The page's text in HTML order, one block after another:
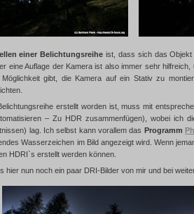
einer Belichtungsreihe ist, dass sich das Objekt
eine Auflage der Kamera ist also immer sehr
gibt, die Kamera auf ein Stativ zu
erstellt worden ist, muss mit
– Zu HDR zusammenfügen), wobei
lag. Ich selbst kann vorallem das Programm
Wasserzeichen im Bild angezeigt wird. Wenn
HDRI`s erstellt werden können.
hier nun noch ein paar DRI-Bilder von mir und bei